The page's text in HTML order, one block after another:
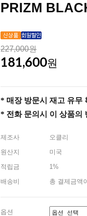
PRIZM
227,000원
181,600원
* 매장 방문시 재고 유무
* 전화 문의시 이 상품의
제조사
오클리
원산지
미국
적립금
1%
배송비
총 결제금액
옵션